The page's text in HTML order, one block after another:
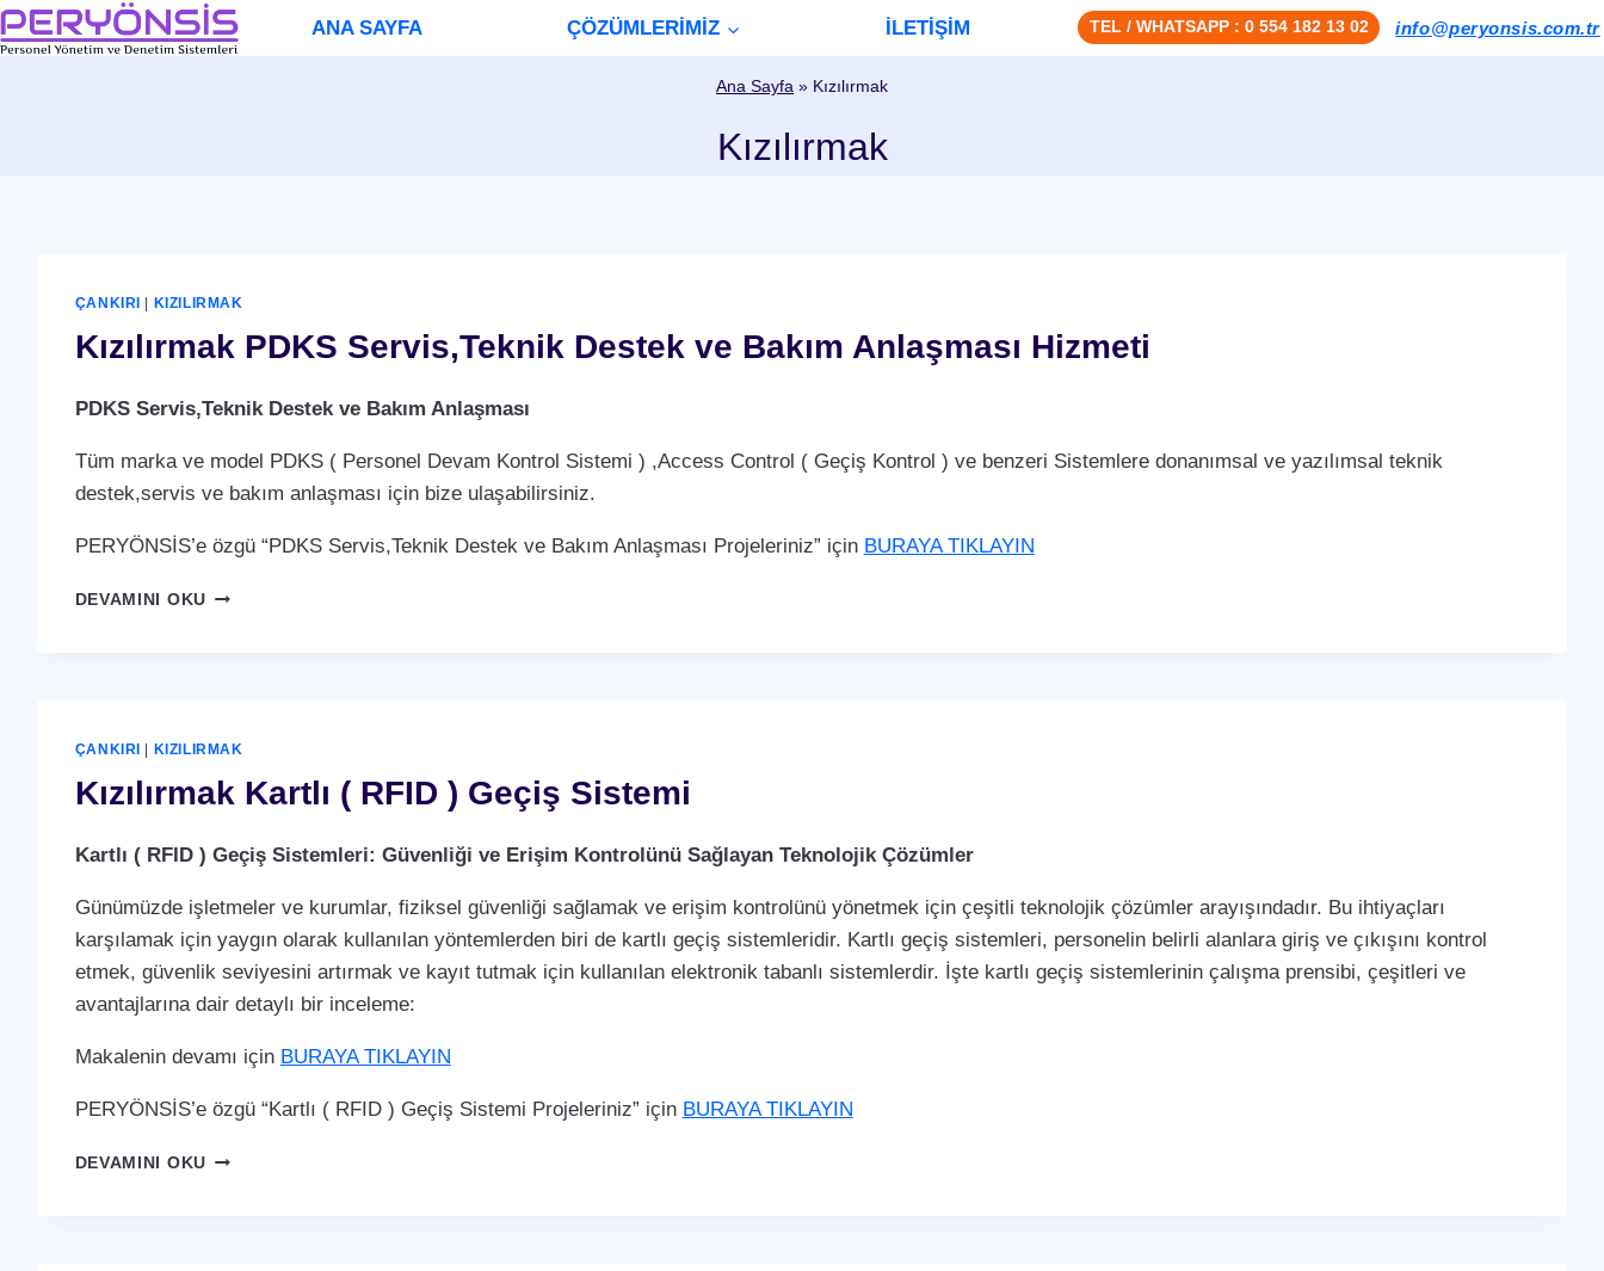
Skip
to
ANA SAYFA ÇÖZÜMLERİMİZ İLETİŞİM TEL / WHATSAPP : 0 554 182 13 02 info@peryonsis.com.tr
Ana Sayfa » Kızılırmak
Kızılırmak
ÇANKIRI KIZILIRMAK
Kızılırmak PDKS Servis,Teknik Destek ve Bakım Anlaşması Hizmeti
PDKS Servis,Teknik Destek ve Bakım Anlaşması
Tüm marka ve model PDKS ( Personel Devam Kontrol Sistemi ) ,Access Control ( Geçiş Kontrol ) ve benzeri Sistemlere donanımsal ve yazılımsal teknik
destek,servis ve bakım anlaşması için bize ulaşabilirsiniz.
PERYÖNSİS’e özgü “PDKS Servis,Teknik Destek ve Bakım Anlaşması Projeleriniz” için BURAYA TIKLAYIN
DEVAMINI OKUKIZILIRMAK
ANLAŞMASI
ÇANKIRI KIZILIRMAK
Kızılırmak Kartlı ( RFID ) Geçiş Sistemi
Kartlı ( RFID ) Geçiş Sistemleri: Güvenliği ve Erişim Kontrolünü Sağlayan Teknolojik Çözümler
Günümüzde işletmeler ve kurumlar, fiziksel güvenliği sağlamak ve erişim kontrolünü yönetmek için çeşitli teknolojik çözümler arayışındadır. Bu ihtiyaçları
karşılamak için yaygın olarak kullanılan yöntemlerden biri de kartlı geçiş sistemleridir. Kartlı geçiş sistemleri, personelin belirli alanlara giriş ve çıkışını kontrol
etmek, güvenlik seviyesini artırmak ve kayıt tutmak için kullanılan elektronik tabanlı sistemlerdir. İşte kartlı geçiş sistemlerinin çalışma prensibi, çeşitleri ve
avantajlarına dair detaylı bir inceleme:
Makalenin devamı için BURAYA TIKLAYIN
PERYÖNSİS’e özgü “Kartlı ( RFID ) Geçiş Sistemi Projeleriniz” için BURAYA TIKLAYIN
DEVAMINI OKUKIZILIRMAK